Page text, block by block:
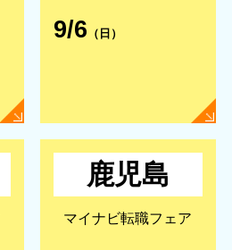
9/6 （日）
鹿児島
マイナビ転職フェア